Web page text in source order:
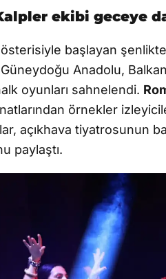
ekibi geceye
başlayan şenlikte
Anadolu,
oyunları sahnelendi.
örnekler
açıkhava tiyatrosunun
paylaştı.